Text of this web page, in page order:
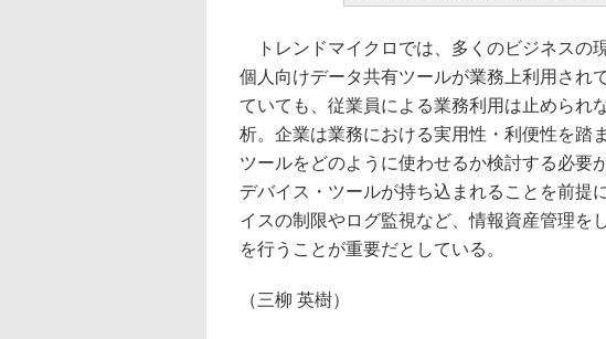
トレンドマイクロでは、多くのビジネスの
個人向けデータ共有ツールが業務上利用され
ていても、従業員による業務利用は止められ
析。企業は業務における実用性・利便性を踏
ツールをどのように使わせるか検討する必要
デバイス・ツールが持ち込まれることを前提
イスの制限やログ監視など、情報資産管理を
を行うことが重要だとしている。
（三柳 英樹）